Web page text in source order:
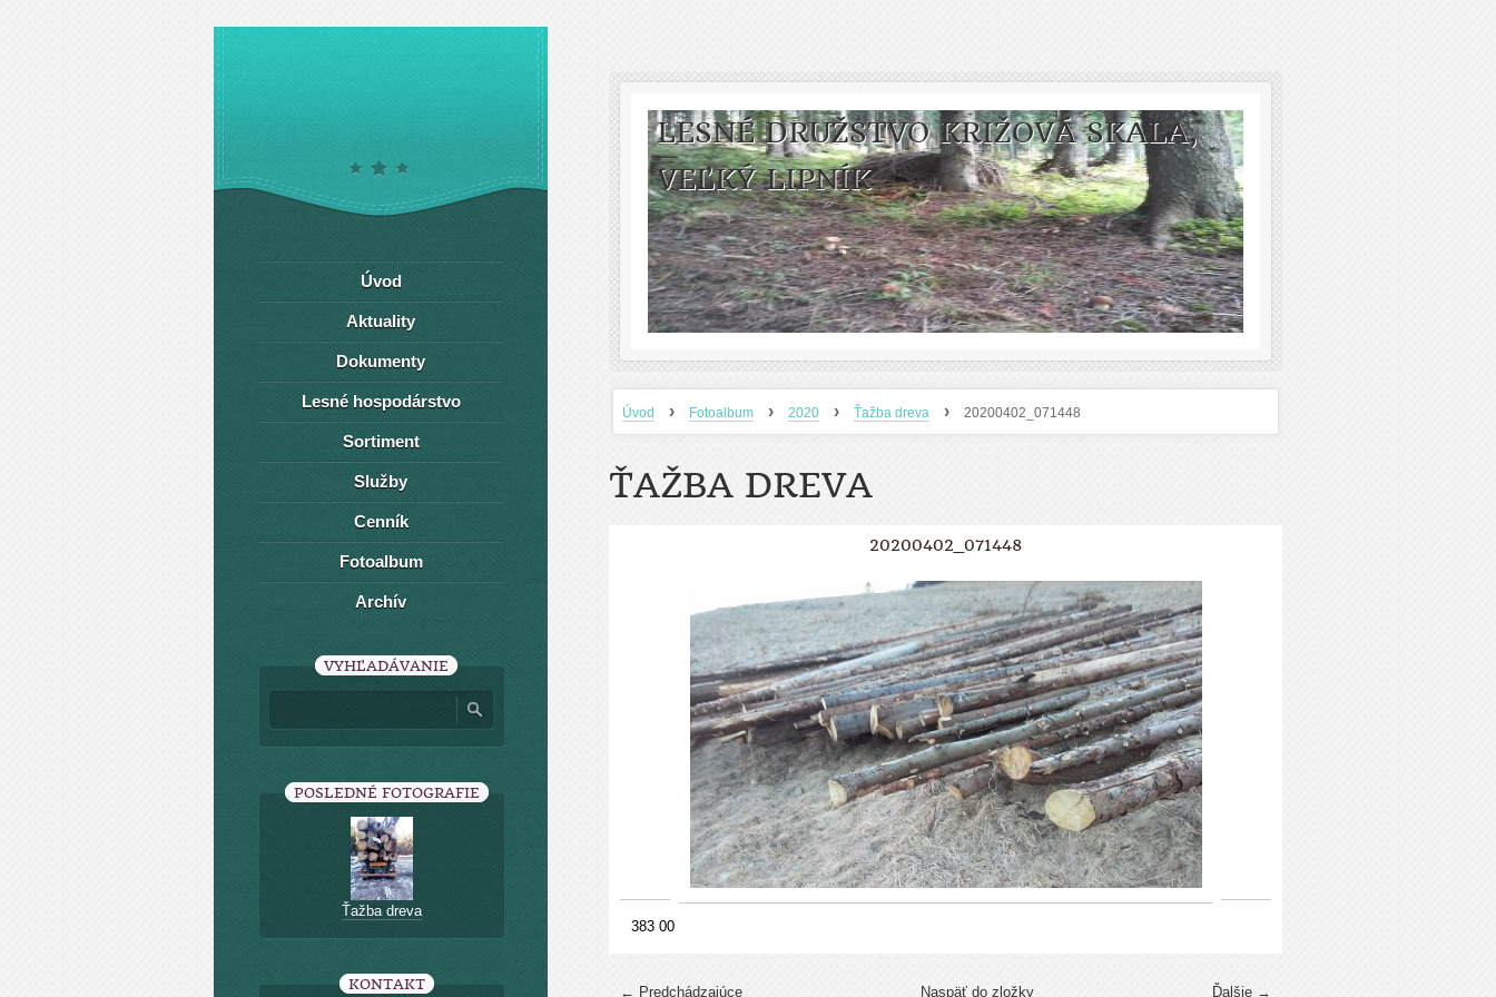
LESNÉ DRUŽSTVO KRIŽOVÁ SKALA,
VEĽKÝ LIPNÍK
Úvod › Fotoalbum › 2020 › Ťažba dreva › 20200402_071448
ŤAŽBA DREVA
20200402_071448
383 00
← Predchádzajúce Ďalšie →
Naspäť do zložky
Úvod
Aktuality
Dokumenty
Lesné hospodárstvo
Sortiment
Služby
Cenník
Fotoalbum
Archív
VYHĽADÁVANIE
POSLEDNÉ FOTOGRAFIE
Ťažba dreva
KONTAKT